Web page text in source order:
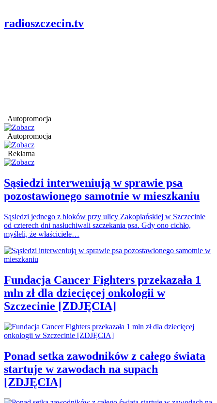
radioszczecin.tv
Autopromocja
Autopromocja
Reklama
Sąsiedzi interweniują w sprawie psa
pozostawionego samotnie w mieszkaniu
Sąsiedzi jednego z bloków przy ulicy Zakopiańskiej w Szczecinie
od czterech dni nasłuchiwali szczekania psa. Gdy ono cichło,
myśleli, że właściciele…
Fundacja Cancer Fighters przekazała 1
mln zł dla dziecięcej onkologii w
Szczecinie [ZDJĘCIA]
Ponad setka zawodników z całego świata
startuje w zawodach na supach
[ZDJĘCIA]